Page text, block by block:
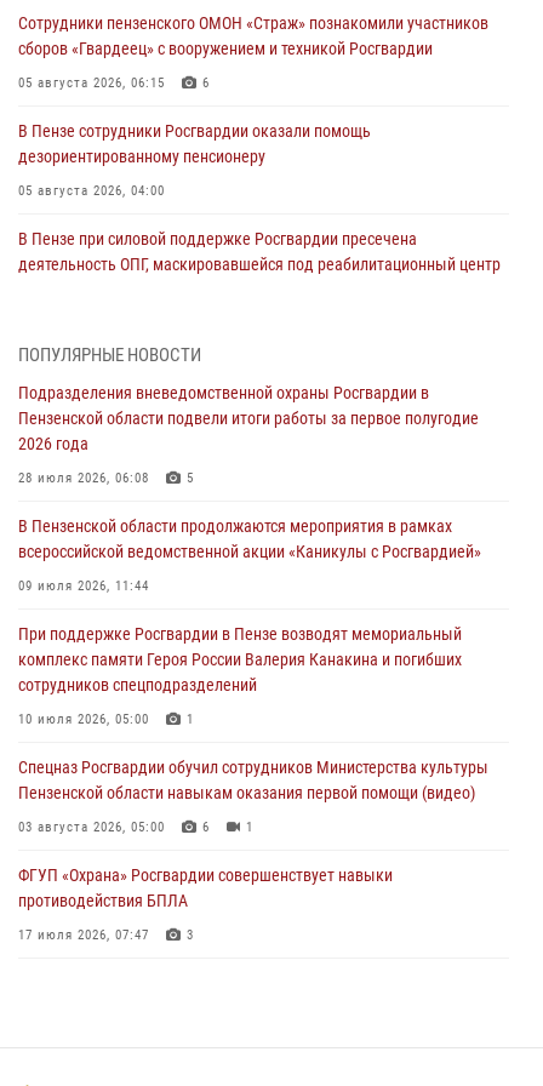
Сотрудники пензенского ОМОН «Страж» познакомили участников
сборов «Гвардеец» с вооружением и техникой Росгвардии
05 августа 2026, 06:15 6
В Пензе сотрудники Росгвардии оказали помощь
дезориентированному пенсионеру
05 августа 2026, 04:00
В Пензе при силовой поддержке Росгвардии пресечена
деятельность ОПГ, маскировавшейся под реабилитационный центр
работы за первое полугодие 2026 года
Росгвардия обеспечила безопасность праздничных мероприятий в
1
В Пензе сотрудники Росгвардии задержали мужчину, который
дома
03 августа 2026, 05:59
Росгвардейцы Пензенской области отмечают 35-летие дежурной
03 августа 2026, 05:15
ПОПУЛЯРНЫЕ НОВОСТИ
Подразделения вневедомственной охраны Росгвардии в
Пензенской области подвели итоги работы за первое полугодие
2026 года
28 июля 2026, 06:08 5
В Пензенской области продолжаются мероприятия в рамках
всероссийской ведомственной акции «Каникулы с Росгвардией»
09 июля 2026, 11:44
При поддержке Росгвардии в Пензе возводят мемориальный
комплекс памяти Героя России Валерия Канакина и погибших
сотрудников спецподразделений
10 июля 2026, 05:00 1
Спецназ Росгвардии обучил сотрудников Министерства культуры
Пензенской области навыкам оказания первой помощи (видео)
03 августа 2026, 05:00 6 1
ФГУП «Охрана» Росгвардии совершенствует навыки
противодействия БПЛА
17 июля 2026, 07:47 3